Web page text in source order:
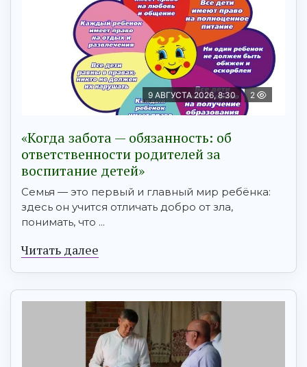
9 АВГУСТА 2026, 8:30 2
«Когда забота — обязанность: об
ответственности родителей за
воспитание детей»
Семья — это первый и главный мир ребёнка:
здесь он учится отличать добро от зла,
понимать, что ...
Читать далее